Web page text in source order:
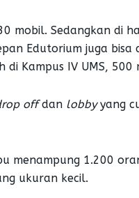
mobil. Sedangkan di
Edutorium juga
Kampus IV UMS, 500
offdan lobbyyang
menampung 1.200
ukuran kecil.